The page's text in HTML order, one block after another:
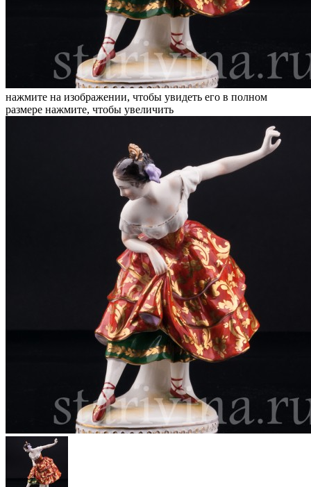
нажмите на изображении, чтобы увидеть его в полном
размере нажмите, чтобы увеличить